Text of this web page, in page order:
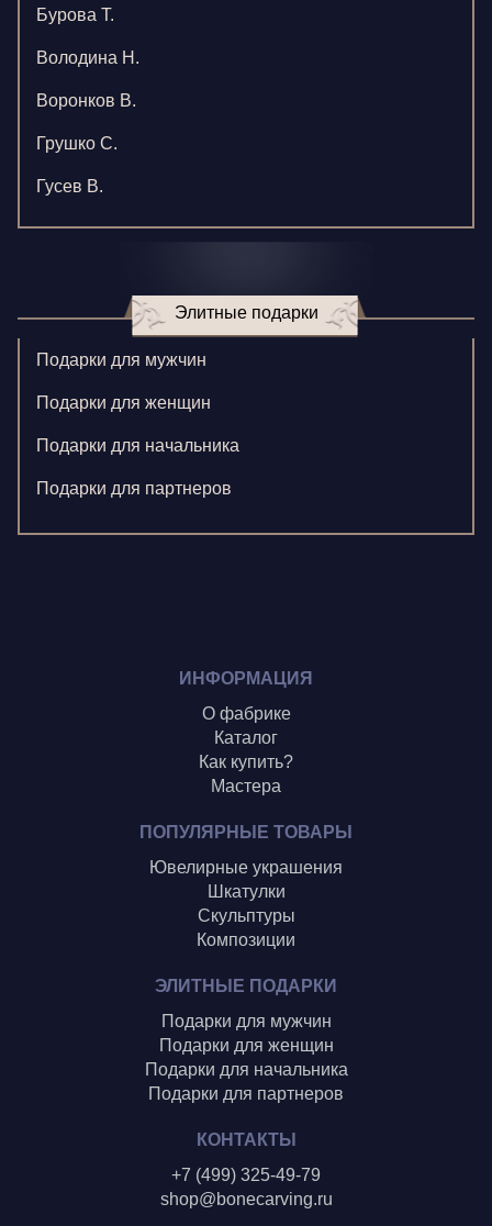
Бурова Т.
Володина Н.
Воронков В.
Грушко С.
Гусев В.
Зверева В.
Кормилицына Е.
Корнилова В.
Ларионова С.
Левушкина Н.
Ненажный А.
Олонцев О.
Элитные подарки
Подарки для мужчин
Подарки для женщин
Подарки для начальника
Подарки для партнеров
ИНФОРМАЦИЯ
О фабрике
Каталог
Как купить?
Мастера
ПОПУЛЯРНЫЕ ТОВАРЫ
Ювелирные украшения
Шкатулки
Скульптуры
Композиции
ЭЛИТНЫЕ ПОДАРКИ
Подарки для мужчин
Подарки для женщин
Подарки для начальника
Подарки для партнеров
КОНТАКТЫ
+7 (499) 325-49-79
shop@bonecarving.ru